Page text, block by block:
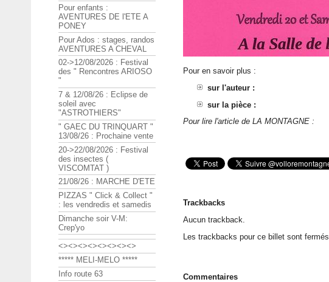
Pour en savoir plus :
sur l'auteur :
sur la pièce :
Pour lire l'article de LA MONTAGNE :
Trackbacks
Aucun trackback.
Les trackbacks pour ce billet sont fermés.
Commentaires
Pour enfants :
AVENTURES DE l'ETE A
PONEY
Pour Ados : stages, randos
AVENTURES A CHEVAL
02->12/08/2026 : Festival
des " Rencontres ARIOSO
"
7 & 12/08/26 : Eclipse de
soleil avec
"ASTROTHIERS"
" GAEC DU TRINQUART "
13/08/26 : Prochaine vente
20->22/08/2026 : Festival
des insectes (
VISCOMTAT )
21/08/26 : MARCHE D'ETE
PIZZAS " Click & Collect "
: les vendredis et samedis
Dimanche soir V-M:
Crep'yo
<><><><><><><><>
***** MELI-MELO *****
Info route 63